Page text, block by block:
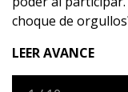
choque de
LEER AVANCE